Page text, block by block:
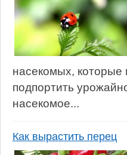
насекомых, которые
подпортить
насекомое...
Как вырастить перец